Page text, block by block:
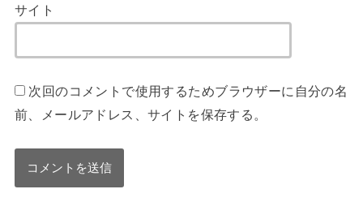
サイト
次回のコメントで使用するためブラウザーに自分の名
前、メールアドレス、サイトを保存する。